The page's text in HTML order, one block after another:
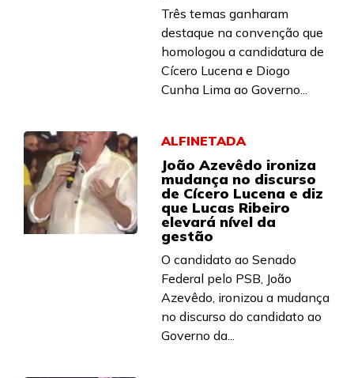
Três temas ganharam
destaque na convenção que
homologou a candidatura de
Cícero Lucena e Diogo
Cunha Lima ao Governo...
ALFINETADA
João Azevêdo ironiza
mudança no discurso
de Cícero Lucena e diz
que Lucas Ribeiro
elevará nível da
gestão
O candidato ao Senado
Federal pelo PSB, João
Azevêdo, ironizou a mudança
no discurso do candidato ao
Governo da...